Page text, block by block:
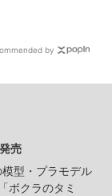
by
売
型・プラモデル
ボクラのタミ